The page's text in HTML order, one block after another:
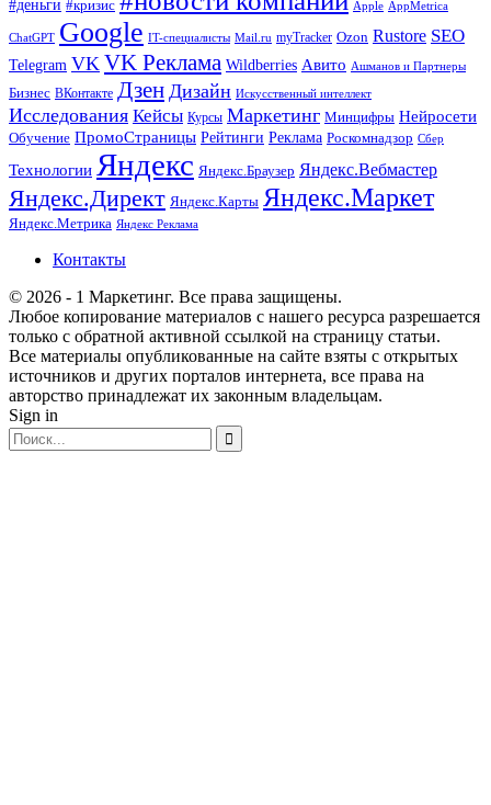
#деньги #кризис Apple AppMetrica
ChatGPT Google IT-специалисты Mail.ru myTracker Ozon Rustore SEO
Telegram VK VK Реклама Wildberries Авито Ашманов и Партнеры
Бизнес ВКонтакте Дзен Дизайн Искусственный интеллект
Исследования Кейсы Курсы Маркетинг Минцифры Нейросети
Обучение ПромоСтраницы Рейтинги Реклама Роскомнадзор Сбер
Технологии Яндекс Яндекс.Браузер Яндекс.Вебмастер
Яндекс.Директ Яндекс.Карты Яндекс.Маркет
Яндекс.Метрика Яндекс Реклама
Контакты
© 2026 - 1 Маркетинг. Все права защищены.
Любое копирование материалов с нашего ресурса разрешается
только с обратной активной ссылкой на страницу статьи.
Все материалы опубликованные на сайте взяты с открытых
источников и других порталов интернета, все права на
авторство принадлежат их законным владельцам.
Sign in